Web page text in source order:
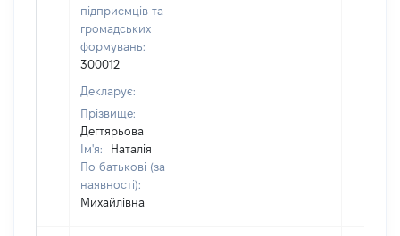
підприємців та
громадських
формувань:
300012
Декларує:
Прізвище:
Дегтярьова
Ім'я:
Наталія
По батькові (за
наявності):
Михайлівна